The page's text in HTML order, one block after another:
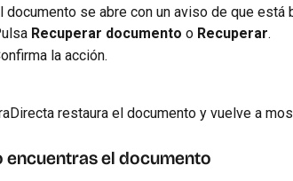
documento se abre con un aviso de que está
Recuperar documento o Recuperar.
la acción.
restaura el documento y vuelve a
encuentras el documento